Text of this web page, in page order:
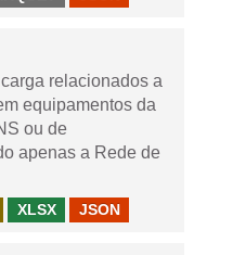
relacionados a
equipamentos da
ou de
apenas a Rede de
XLSX JSON